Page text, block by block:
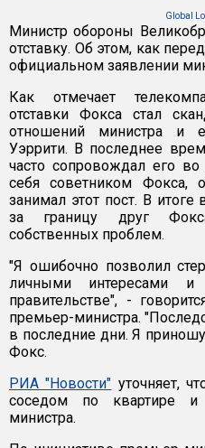
Global
Министр обороны
отставку. Об этом, как
официальном заявлении
Как отмечает
отставки Фокса стал
отношений министра и
Уэррити. В последнее
часто сопровождал его
себя советником Фокса,
занимал этот пост. В
за границу друг
собственных проблем.
"Я ошибочно позволил
личными интересами
правительстве", -
премьер-министра.
в последние дни. Я
Фокс.
РИА "Новости" уточняет,
соседом по квартире и
министра.